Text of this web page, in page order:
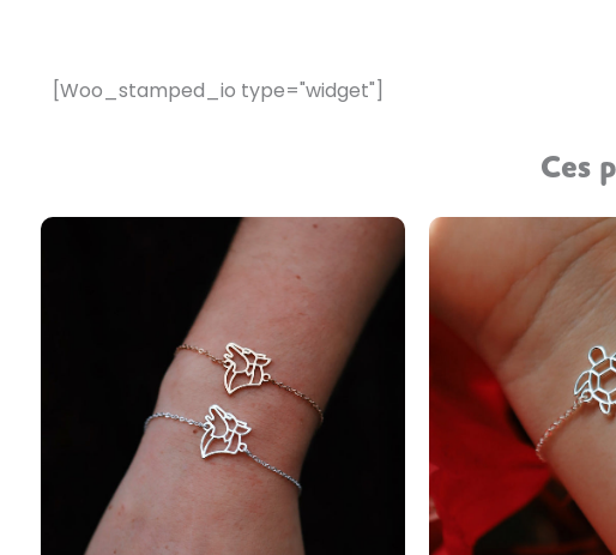
[Woo_stamped_io type="widget"]
Ces